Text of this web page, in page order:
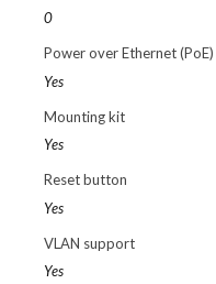
0
Power over Ethernet (PoE)
Yes
Mounting kit
Yes
Reset button
Yes
VLAN support
Yes